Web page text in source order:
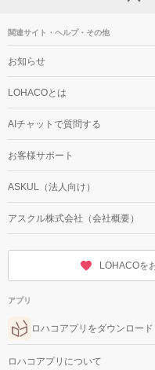
関連サイト・ヘルプ・その他
お知らせ
LOHACOとは
AIチャットで質問する
お客様サポート
ASKUL（法人向け）
アスクル株式会社（会社概要）
LOHACOを
アプリ
ロハコアプリをダウンロード
ロハコアプリについて